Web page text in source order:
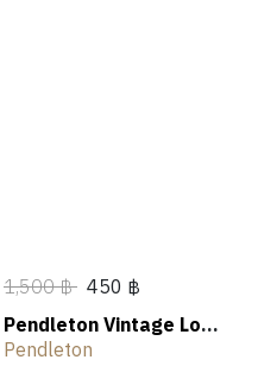
1,500 ฿ 450 ฿
Pendleton Vintage Logo
Wall Sign
Pendleton